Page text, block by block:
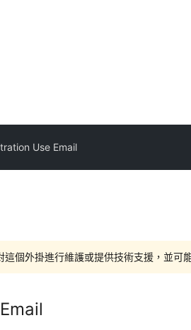
Use Email
這個外掛進行維護或提供技術支援，並